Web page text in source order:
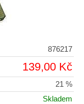
876217
139,00 Kč
21 %
Skladem